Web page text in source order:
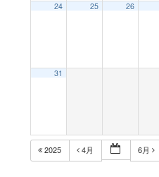
24 25 26
31
2025 4月 6月
5:00 AM